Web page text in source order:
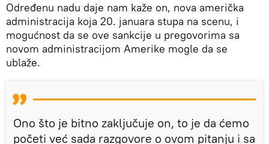
Određenu nadu daje nam kaže on, nova američka
administracija koja 20. januara stupa na scenu, i
mogućnost da se ove sankcije u pregovorima sa
novom administracijom Amerike mogle da se
ublaže.
Ono što je bitno zaključuje on, to je da ćemo
početi već sada razgovore o ovom pitanju i sa